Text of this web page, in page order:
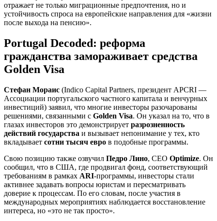
отражает не только миграционные предпочтения, но и
устойчивость спроса на европейские направления для «жизни
после выхода на пенсию».
Portugal Decoded: реформа
гражданства замораживает средства
Golden Visa
Стефан Мораис (Indico Capital Partners, президент APCRI —
Ассоциации португальского частного капитала и венчурных
инвестиций) заявил, что многие инвесторы разочарованы
решениями, связанными с Golden Visa. Он указал на то, что в
глазах инвесторов это демонстрирует разрозненность
действий государства и вызывает непонимание у тех, кто
вкладывает сотни тысяч евро в подобные программы.
Свою позицию также озвучил Педро Лино, CEO Optimize. Он
сообщил, что в США, где продвигал фонд, соответствующий
требованиям в рамках ARI-программы, инвесторы стали
активнее задавать вопросы юристам и пересматривать
доверие к процессам. По его словам, после участия в
международных мероприятиях наблюдается восстановление
интереса, но «это не так просто».